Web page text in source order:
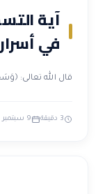
آية
في
قال الله تعالى:
3 دقيقة 9 سبتمبر 2025